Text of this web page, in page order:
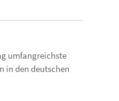
umfangreichste
in den deutschen